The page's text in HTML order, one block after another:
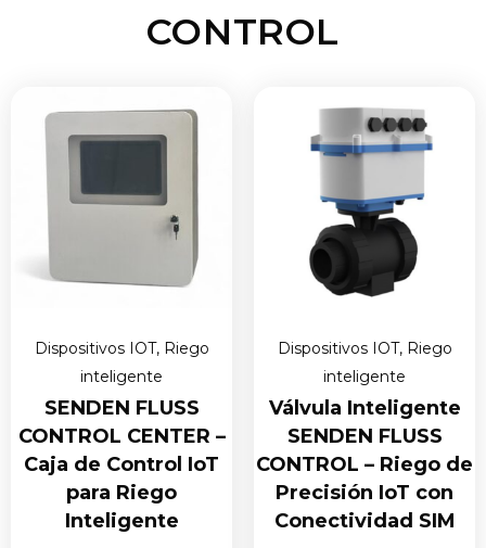
CONTROL
Dispositivos IOT, Riego
inteligente
SENDEN FLUSS
CONTROL CENTER –
Caja de Control IoT
para Riego
Inteligente
Dispositivos IOT, Riego
inteligente
Válvula Inteligente
SENDEN FLUSS
CONTROL – Riego de
Precisión IoT con
Conectividad SIM